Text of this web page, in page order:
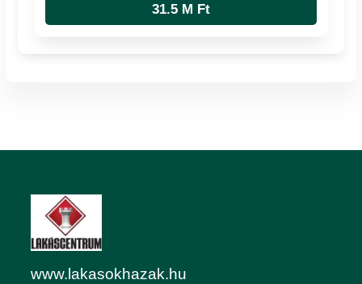
31.5 M Ft
www.lakasokhazak.hu